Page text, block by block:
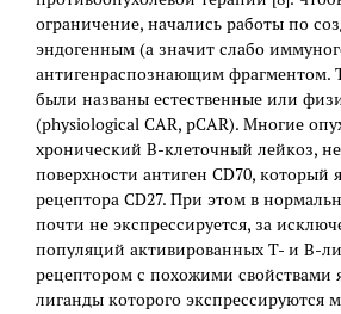
ограничение, начались работы по
эндогенным (а значит слабо
антигенраспознающим фрагментом.
были названы естественные или
(physiological CAR, pCAR). Многие
хронический B-клеточный лейкоз,
поверхности антиген CD70, который
рецептора CD27. При этом в
почти не экспрессируется, за
популяций активированных Т- и B-
рецептором с похожими свойствами
лиганды которого экспрессируются